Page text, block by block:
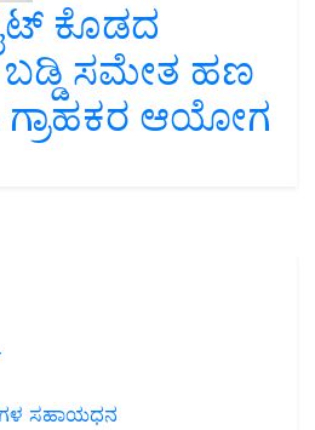
ಕೊಡದ
ಸಮೇತ ಹಣ
ಗ್ರಾಹಕರ ಆಯೋಗ
ಸಹಾಯಧನ